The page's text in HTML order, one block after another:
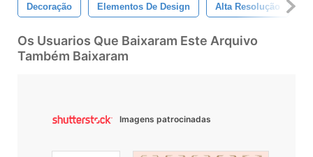
Decoração Elementos De Design Alta Resolução
Os Usuarios Que Baixaram Este Arquivo
Também Baixaram
Imagens patrocinadas